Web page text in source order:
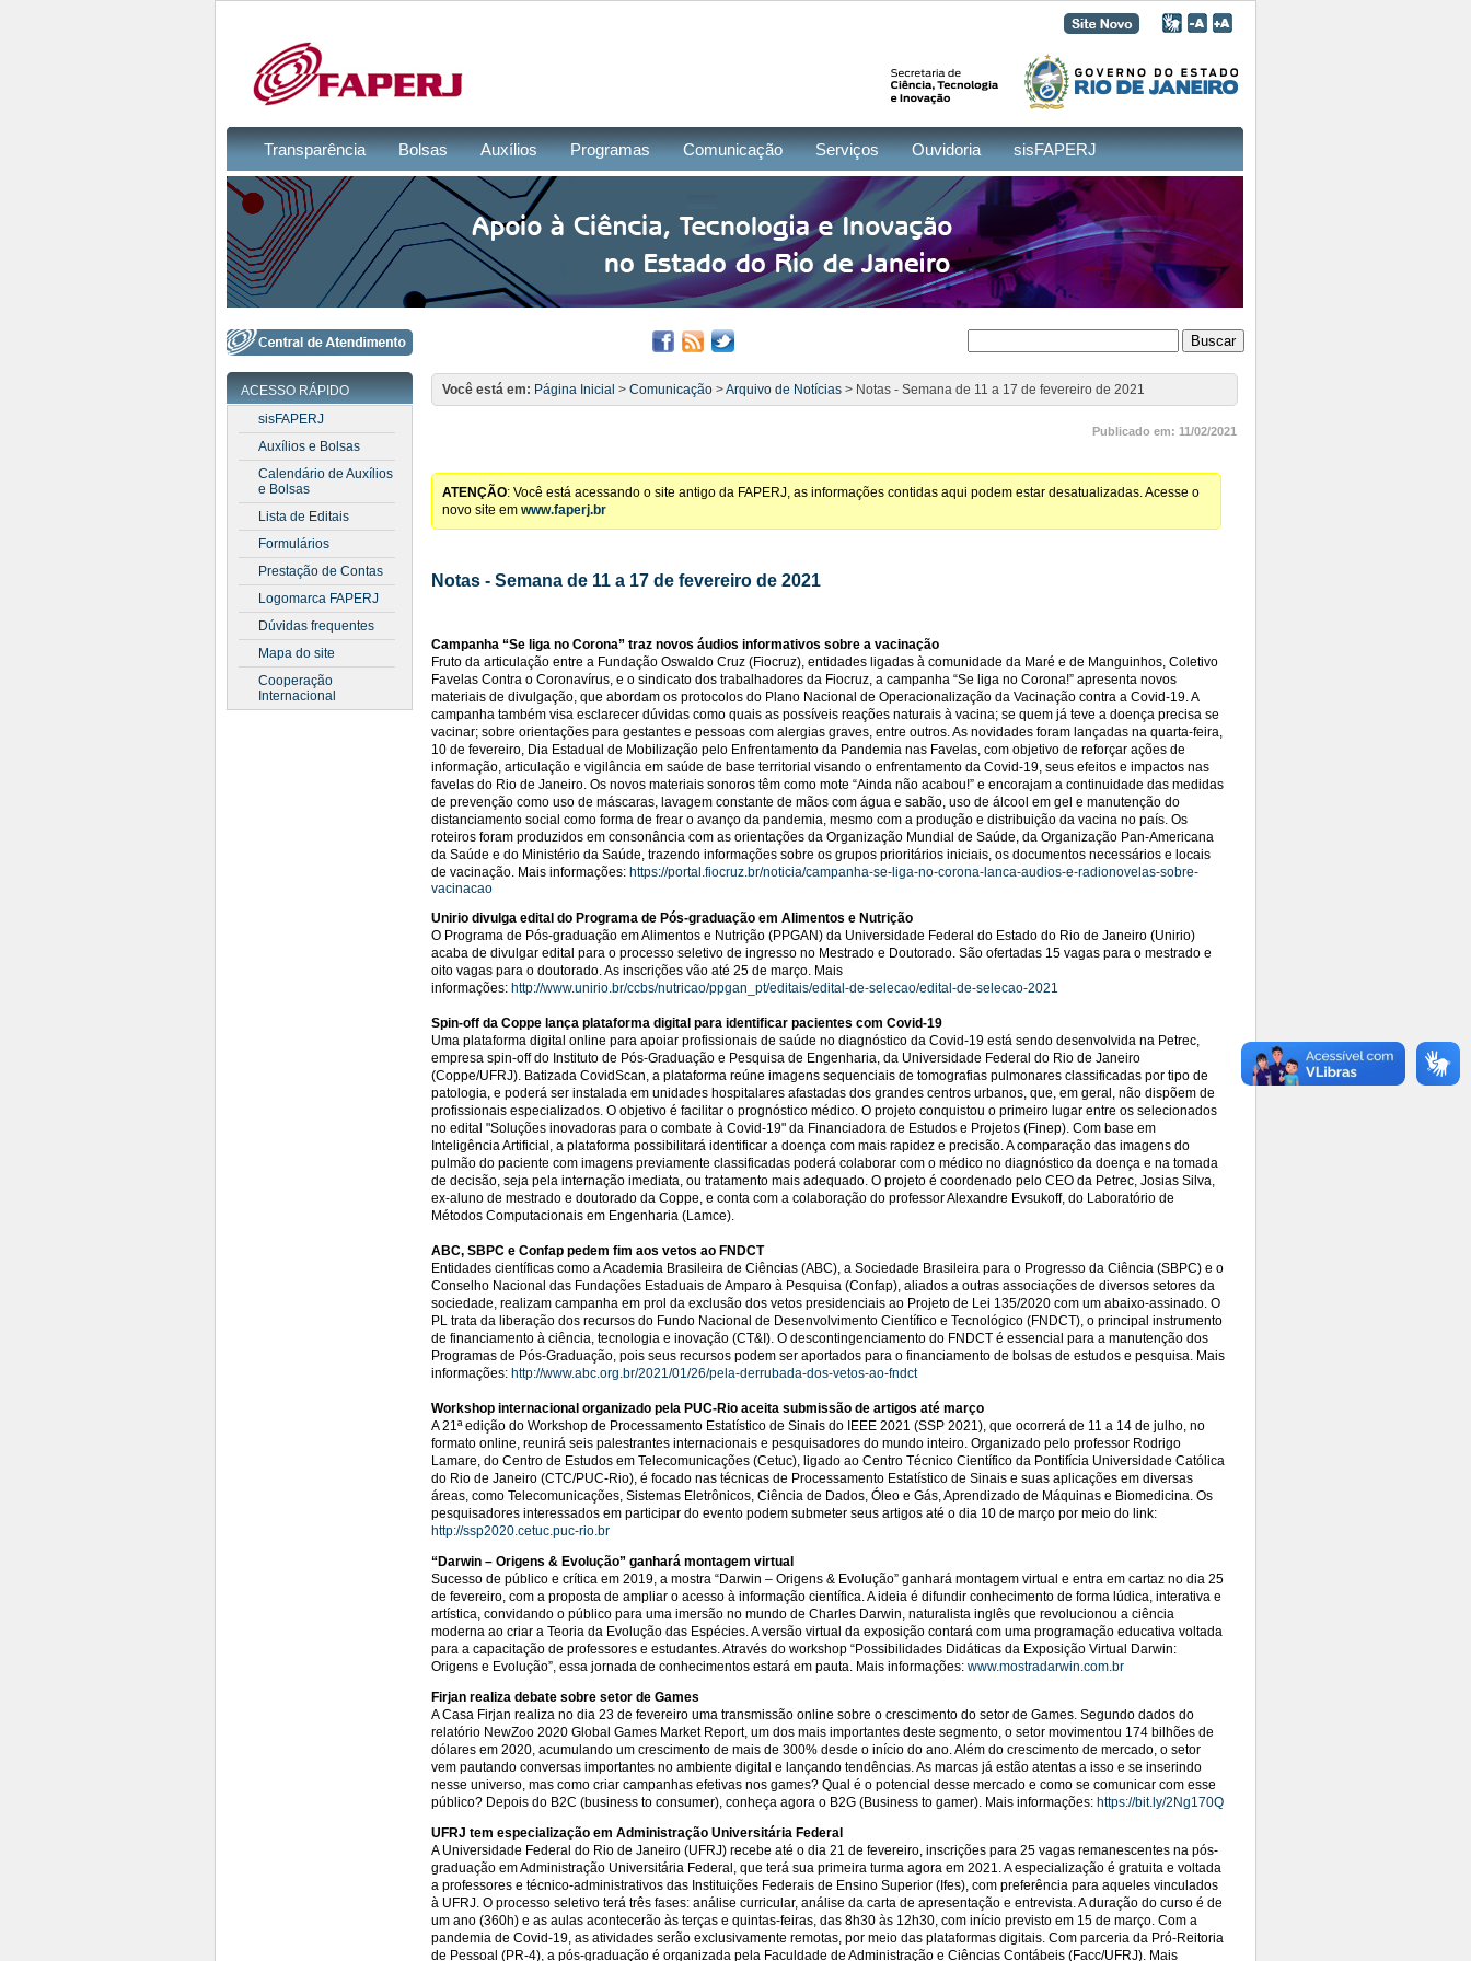
Transparência Bolsas Auxílios Programas Comunicação Serviços Ouvidoria sisFAPERJ
ACESSO RÁPIDO
sisFAPERJ
Auxílios e Bolsas
Calendário de Auxílios
e Bolsas
Lista de Editais
Formulários
Prestação de Contas
Logomarca FAPERJ
Dúvidas frequentes
Mapa do site
Cooperação
Internacional
Você está em: Página Inicial > Comunicação >Arquivo de Notícias > Notas - Semana de 11 a 17 de fevereiro de 2021
Publicado em: 11/02/2021
ATENÇÃO: Você está acessando o site antigo da FAPERJ, as informações contidas aqui podem estar desatualizadas. Acesse o
novo site em www.faperj.br
Notas - Semana de 11 a 17 de fevereiro de 2021
Campanha “Se liga no Corona” traz novos áudios informativos sobre a vacinação
Fruto da articulação entre a Fundação Oswaldo Cruz (Fiocruz), entidades ligadas à comunidade da Maré e de Manguinhos, Coletivo
Favelas Contra o Coronavírus, e o sindicato dos trabalhadores da Fiocruz, a campanha “Se liga no Corona!” apresenta novos
materiais de divulgação, que abordam os protocolos do Plano Nacional de Operacionalização da Vacinação contra a Covid-19. A
campanha também visa esclarecer dúvidas como quais as possíveis reações naturais à vacina; se quem já teve a doença precisa se
vacinar; sobre orientações para gestantes e pessoas com alergias graves, entre outros. As novidades foram lançadas na quarta-feira,
10 de fevereiro, Dia Estadual de Mobilização pelo Enfrentamento da Pandemia nas Favelas, com objetivo de reforçar ações de
informação, articulação e vigilância em saúde de base territorial visando o enfrentamento da Covid-19, seus efeitos e impactos nas
favelas do Rio de Janeiro. Os novos materiais sonoros têm como mote “Ainda não acabou!” e encorajam a continuidade das medidas
de prevenção como uso de máscaras, lavagem constante de mãos com água e sabão, uso de álcool em gel e manutenção do
distanciamento social como forma de frear o avanço da pandemia, mesmo com a produção e distribuição da vacina no país. Os
roteiros foram produzidos em consonância com as orientações da Organização Mundial de Saúde, da Organização Pan-Americana
da Saúde e do Ministério da Saúde, trazendo informações sobre os grupos prioritários iniciais, os documentos necessários e locais
de vacinação. Mais informações: https://portal.fiocruz.br/noticia/campanha-se-liga-no-corona-lanca-audios-e-radionovelas-sobre-
vacinacao
Unirio divulga edital do Programa de Pós-graduação em Alimentos e Nutrição
O Programa de Pós-graduação em Alimentos e Nutrição (PPGAN) da Universidade Federal do Estado do Rio de Janeiro (Unirio)
acaba de divulgar edital para o processo seletivo de ingresso no Mestrado e Doutorado. São ofertadas 15 vagas para o mestrado e
oito vagas para o doutorado. As inscrições vão até 25 de março. Mais
informações: http://www.unirio.br/ccbs/nutricao/ppgan_pt/editais/edital-de-selecao/edital-de-selecao-2021
Spin-off da Coppe lança plataforma digital para identificar pacientes com Covid-19
Uma plataforma digital online para apoiar profissionais de saúde no diagnóstico da Covid-19 está sendo desenvolvida na Petrec,
empresa spin-off do Instituto de Pós-Graduação e Pesquisa de Engenharia, da Universidade Federal do Rio de Janeiro
(Coppe/UFRJ). Batizada CovidScan, a plataforma reúne imagens sequenciais de tomografias pulmonares classificadas por tipo de
patologia, e poderá ser instalada em unidades hospitalares afastadas dos grandes centros urbanos, que, em geral, não dispõem de
profissionais especializados. O objetivo é facilitar o prognóstico médico. O projeto conquistou o primeiro lugar entre os selecionados
no edital "Soluções inovadoras para o combate à Covid-19" da Financiadora de Estudos e Projetos (Finep). Com base em
Inteligência Artificial, a plataforma possibilitará identificar a doença com mais rapidez e precisão. A comparação das imagens do
pulmão do paciente com imagens previamente classificadas poderá colaborar com o médico no diagnóstico da doença e na tomada
de decisão, seja pela internação imediata, ou tratamento mais adequado. O projeto é coordenado pelo CEO da Petrec, Josias Silva,
ex-aluno de mestrado e doutorado da Coppe, e conta com a colaboração do professor Alexandre Evsukoff, do Laboratório de
Métodos Computacionais em Engenharia (Lamce).
ABC, SBPC e Confap pedem fim aos vetos ao FNDCT
Entidades científicas como a Academia Brasileira de Ciências (ABC), a Sociedade Brasileira para o Progresso da Ciência (SBPC) e o
Conselho Nacional das Fundações Estaduais de Amparo à Pesquisa (Confap), aliados a outras associações de diversos setores da
sociedade, realizam campanha em prol da exclusão dos vetos presidenciais ao Projeto de Lei 135/2020 com um abaixo-assinado. O
PL trata da liberação dos recursos do Fundo Nacional de Desenvolvimento Científico e Tecnológico (FNDCT), o principal instrumento
de financiamento à ciência, tecnologia e inovação (CT&I). O descontingenciamento do FNDCT é essencial para a manutenção dos
Programas de Pós-Graduação, pois seus recursos podem ser aportados para o financiamento de bolsas de estudos e pesquisa. Mais
informações: http://www.abc.org.br/2021/01/26/pela-derrubada-dos-vetos-ao-fndct
Workshop internacional organizado pela PUC-Rio aceita submissão de artigos até março
A 21ª edição do Workshop de Processamento Estatístico de Sinais do IEEE 2021 (SSP 2021), que ocorrerá de 11 a 14 de julho, no
formato online, reunirá seis palestrantes internacionais e pesquisadores do mundo inteiro. Organizado pelo professor Rodrigo
Lamare, do Centro de Estudos em Telecomunicações (Cetuc), ligado ao Centro Técnico Científico da Pontifícia Universidade Católica
do Rio de Janeiro (CTC/PUC-Rio), é focado nas técnicas de Processamento Estatístico de Sinais e suas aplicações em diversas
áreas, como Telecomunicações, Sistemas Eletrônicos, Ciência de Dados, Óleo e Gás, Aprendizado de Máquinas e Biomedicina. Os
pesquisadores interessados em participar do evento podem submeter seus artigos até o dia 10 de março por meio do link:
http://ssp2020.cetuc.puc-rio.br
“Darwin – Origens & Evolução” ganhará montagem virtual
Sucesso de público e crítica em 2019, a mostra “Darwin – Origens & Evolução” ganhará montagem virtual e entra em cartaz no dia 25
de fevereiro, com a proposta de ampliar o acesso à informação científica. A ideia é difundir conhecimento de forma lúdica, interativa e
artística, convidando o público para uma imersão no mundo de Charles Darwin, naturalista inglês que revolucionou a ciência
moderna ao criar a Teoria da Evolução das Espécies. A versão virtual da exposição contará com uma programação educativa voltada
para a capacitação de professores e estudantes. Através do workshop “Possibilidades Didáticas da Exposição Virtual Darwin:
Origens e Evolução”, essa jornada de conhecimentos estará em pauta. Mais informações: www.mostradarwin.com.br
Firjan realiza debate sobre setor de Games
A Casa Firjan realiza no dia 23 de fevereiro uma transmissão online sobre o crescimento do setor de Games. Segundo dados do
relatório NewZoo 2020 Global Games Market Report, um dos mais importantes deste segmento, o setor movimentou 174 bilhões de
dólares em 2020, acumulando um crescimento de mais de 300% desde o início do ano. Além do crescimento de mercado, o setor
vem pautando conversas importantes no ambiente digital e lançando tendências. As marcas já estão atentas a isso e se inserindo
nesse universo, mas como criar campanhas efetivas nos games? Qual é o potencial desse mercado e como se comunicar com esse
público? Depois do B2C (business to consumer), conheça agora o B2G (Business to gamer). Mais informações: https://bit.ly/2Ng170Q
UFRJ tem especialização em Administração Universitária Federal
A Universidade Federal do Rio de Janeiro (UFRJ) recebe até o dia 21 de fevereiro, inscrições para 25 vagas remanescentes na pós-
graduação em Administração Universitária Federal, que terá sua primeira turma agora em 2021. A especialização é gratuita e voltada
a professores e técnico-administrativos das Instituições Federais de Ensino Superior (Ifes), com preferência para aqueles vinculados
à UFRJ. O processo seletivo terá três fases: análise curricular, análise da carta de apresentação e entrevista. A duração do curso é de
um ano (360h) e as aulas acontecerão às terças e quintas-feiras, das 8h30 às 12h30, com início previsto em 15 de março. Com a
pandemia de Covid-19, as atividades serão exclusivamente remotas, por meio das plataformas digitais. Com parceria da Pró-Reitoria
de Pessoal (PR-4), a pós-graduação é organizada pela Faculdade de Administração e Ciências Contábeis (Facc/UFRJ). Mais